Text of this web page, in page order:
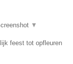
▼
feest tot opfleuren